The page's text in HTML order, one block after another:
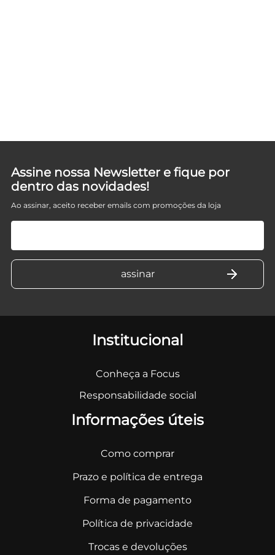
Assine nossa Newsletter e fique por
dentro das novidades!
Ao assinar, aceito receber emails com promoções da loja
Institucional
Conheça a Focus
Responsabilidade social
Informações úteis
Como comprar
Prazo e política de entrega
Forma de pagamento
Política de privacidade
Trocas e devoluções